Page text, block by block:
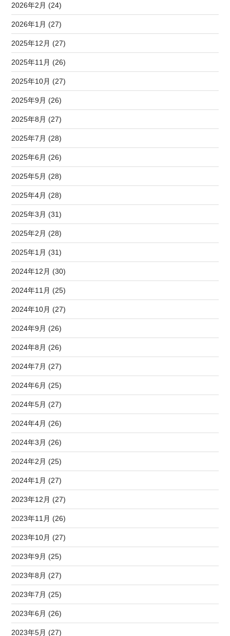
2026年2月 (24)
2026年1月 (27)
2025年12月 (27)
2025年11月 (26)
2025年10月 (27)
2025年9月 (26)
2025年8月 (27)
2025年7月 (28)
2025年6月 (26)
2025年5月 (28)
2025年4月 (28)
2025年3月 (31)
2025年2月 (28)
2025年1月 (31)
2024年12月 (30)
2024年11月 (25)
2024年10月 (27)
2024年9月 (26)
2024年8月 (26)
2024年7月 (27)
2024年6月 (25)
2024年5月 (27)
2024年4月 (26)
2024年3月 (26)
2024年2月 (25)
2024年1月 (27)
2023年12月 (27)
2023年11月 (26)
2023年10月 (27)
2023年9月 (25)
2023年8月 (27)
2023年7月 (25)
2023年6月 (26)
2023年5月 (27)